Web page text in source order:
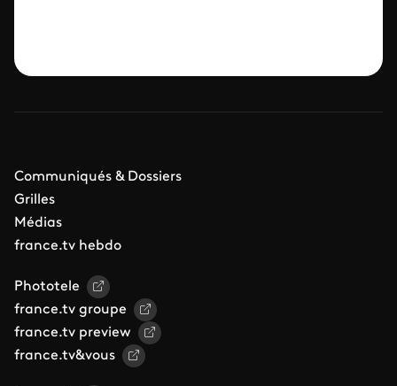
Communiqués & Dossiers
Grilles
Médias
france.tv hebdo
Phototele
france.tv groupe
france.tv preview
france.tv&vous